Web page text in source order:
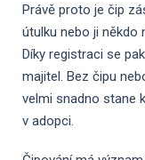
Právě proto je čip
útulku nebo ji někdo
Díky registraci se
majitel. Bez čipu
velmi snadno stane
v adopci.